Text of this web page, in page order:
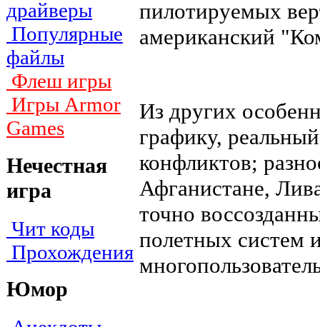
драйверы
Популярные
файлы
Флеш игры
Игры Armor
Games
Нечестная
игра
Чит коды
Прохождения
Юмор
пилотируемых
американский
Из других
графику,
конфликтов;
Афганистане,
точно
полетных систем